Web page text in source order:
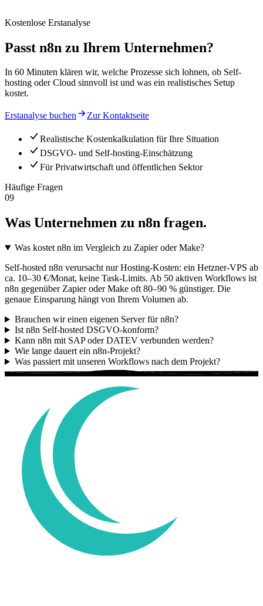
Kostenlose Erstanalyse
Passt n8n zu Ihrem Unternehmen?
In 60 Minuten klären wir, welche Prozesse sich lohnen, ob Self-
hosting oder Cloud sinnvoll ist und was ein realistisches Setup
kostet.
Erstanalyse buchen Zur Kontaktseite
Realistische Kostenkalkulation für Ihre Situation
DSGVO- und Self-hosting-Einschätzung
Für Privatwirtschaft und öffentlichen Sektor
Häufige Fragen
09
Was Unternehmen zu n8n fragen.
Was kostet n8n im Vergleich zu Zapier oder Make?
Self-hosted n8n verursacht nur Hosting-Kosten: ein Hetzner-VPS ab
ca. 10–30 €/Monat, keine Task-Limits. Ab 50 aktiven Workflows ist
n8n gegenüber Zapier oder Make oft 80–90 % günstiger. Die
genaue Einsparung hängt von Ihrem Volumen ab.
Brauchen wir einen eigenen Server für n8n?
Ist n8n Self-hosted DSGVO-konform?
Kann n8n mit SAP oder DATEV verbunden werden?
Wie lange dauert ein n8n-Projekt?
Was passiert mit unseren Workflows nach dem Projekt?